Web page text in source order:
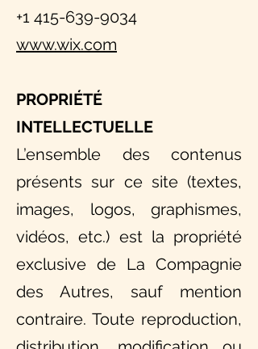
+1 415-639-9034
www.wix.com
PROPRIÉTÉ
INTELLECTUELLE
L’ensemble des contenus
présents sur ce site (textes,
images, logos, graphismes,
vidéos, etc.) est la propriété
exclusive de La Compagnie
des Autres, sauf mention
contraire. Toute reproduction,